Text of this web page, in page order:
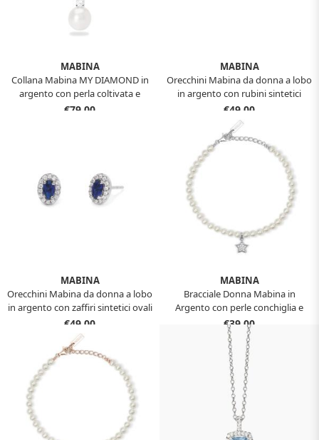
MABINA
Collana Mabina MY DIAMOND in
argento con perla coltivata e
diamante lab-grown 0,08 carati
€79,00
MABINA
Orecchini Mabina da donna a lobo
in argento con rubini sintetici
ovali 563650
€49,00
MABINA
Orecchini Mabina da donna a lobo
in argento con zaffiri sintetici ovali
563544
€49,00
MABINA
Bracciale Donna Mabina in
Argento con perle conchiglia e
stella 533736
€39,00